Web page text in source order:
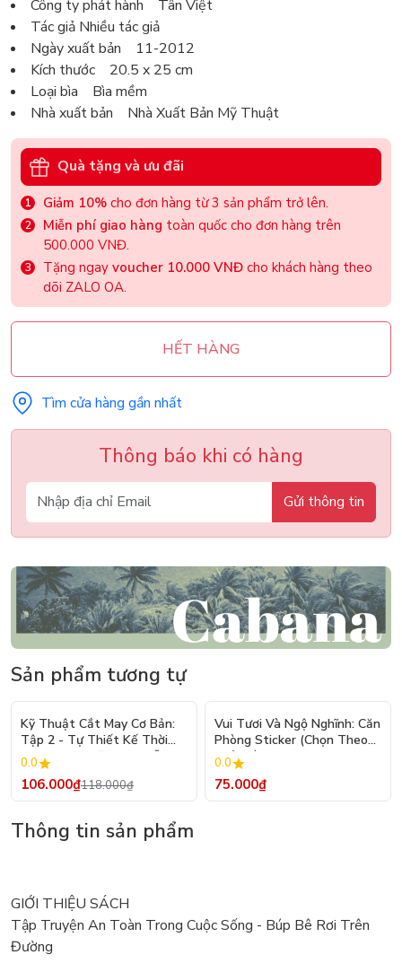
Công ty phát hành Tân Việt
Tác giả Nhiều tác giả
Ngày xuất bản 11-2012
Kích thước 20.5 x 25 cm
Loại bìa Bìa mềm
Nhà xuất bản Nhà Xuất Bản Mỹ Thuật
Quà tặng và ưu đãi
Giảm 10% cho đơn hàng từ 3 sản phẩm trở lên.
Miễn phí giao hàng toàn quốc cho đơn hàng trên
500.000 VNĐ.
Tặng ngay voucher 10.000 VNĐ cho khách hàng theo
dõi ZALO OA.
HẾT HÀNG
Tìm cửa hàng gần nhất
Thông báo khi có hàng
Gửi thông tin
Sản phẩm tương tự
- 10%
Kỹ Thuật Cắt May Cơ Bản:
Tập 2 - Tự Thiết Kế Thời
Trang Nam Nữ - Tạo Mẫu
Rập - Kỹ Thuật Nhảy Size
0.0
106.000₫118.000₫
Vui Tươi Và Ngộ Nghĩnh: Căn
Phòng Sticker (Chọn Theo
Chủ Đề) - Hơn 250 Sticker
0.0
75.000₫
Thông tin sản phẩm
GIỚI THIỆU SÁCH
Tập Truyện An Toàn Trong Cuộc Sống - Búp Bê Rơi Trên
Đường